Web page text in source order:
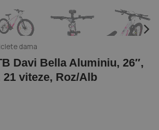
dama
Davi Bella Aluminiu, 26″,
21 viteze, Roz/Alb